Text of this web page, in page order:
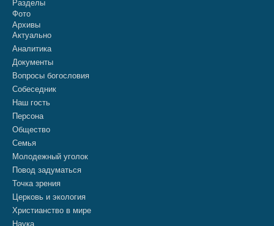
Разделы
Фото
Архивы
Актуально
Аналитика
Документы
Вопросы богословия
Собеседник
Наш гость
Персона
Общество
Семья
Молодежный уголок
Повод задуматься
Точка зрения
Церковь и экология
Христианство в мире
Наука